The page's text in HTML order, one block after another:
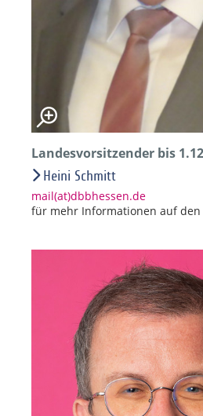
Landesvorsitzender bis
Heini Schmitt
mail(at)dbbhessen.de
für mehr Informationen auf den